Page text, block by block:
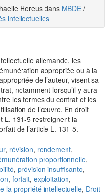
Hereus dans MBDE /
intellectuelles
allemande, les
appropriée ou à la
de l’auteur, visent sa
notamment lorsqu’il y aura
les termes du contrat et les
de l’œuvre. En droit
L. 131-5 restreignent la
de l’article L. 131-5.
, révision, rendement,
proportionnelle,
, prévision insuffisante,
, forfait, exploitation,
la propriété intellectuelle, Droit